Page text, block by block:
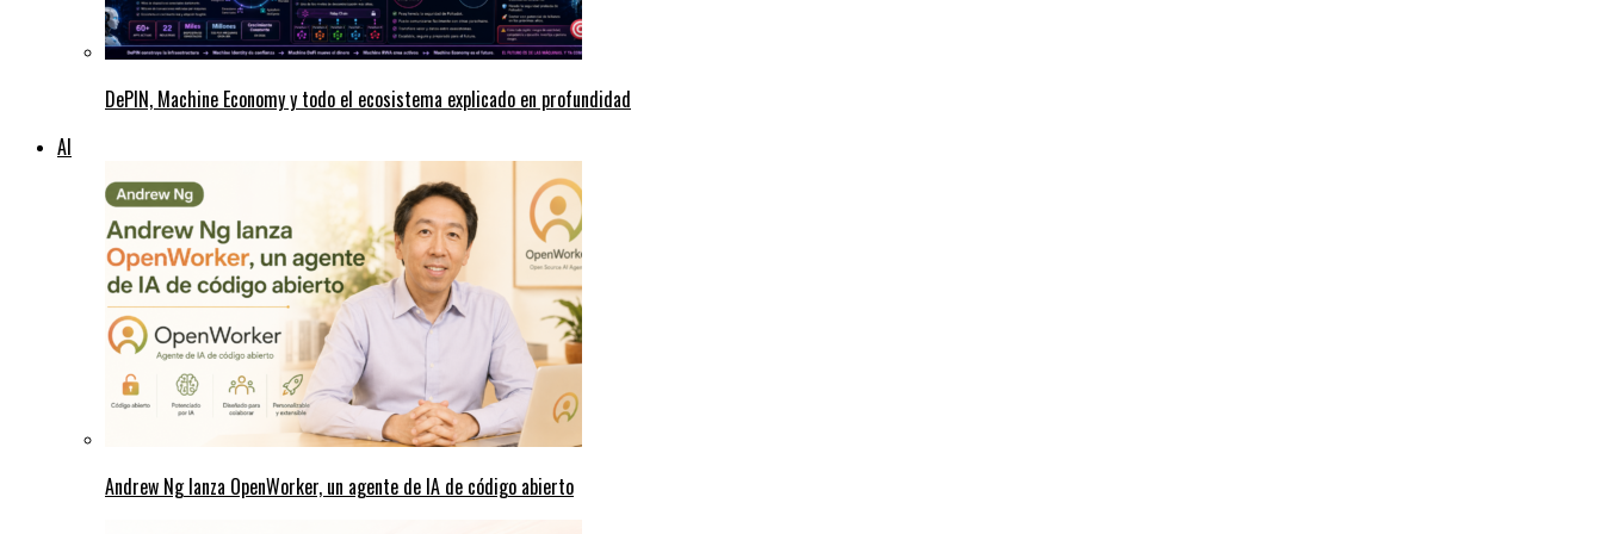
DePIN, Machine Economy y todo el ecosistema explicado en profundidad
AI
Andrew Ng lanza OpenWorker, un agente de IA de código abierto